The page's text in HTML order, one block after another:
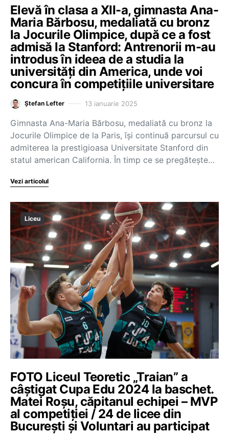
Elevă în clasa a XII-a, gimnasta Ana-
Maria Bărbosu, medaliată cu bronz
la Jocurile Olimpice, după ce a fost
admisă la Stanford: Antrenorii m-au
introdus în ideea de a studia la
universități din America, unde voi
concura în competițiile universitare
Ștefan Lefter 13 ianuarie 2025
Gimnasta Ana-Maria Bărbosu, medaliată cu bronz la
Jocurile Olimpice de la Paris, își continuă parcursul cu
admiterea la prestigioasa Universitate Stanford din
statul american California. În timp ce se pregătește…
Vezi articolul
Liceu
FOTO Liceul Teoretic „Traian” a
câștigat Cupa Edu 2024 la baschet.
Matei Roșu, căpitanul echipei – MVP
al competiției / 24 de licee din
București și Voluntari au participat